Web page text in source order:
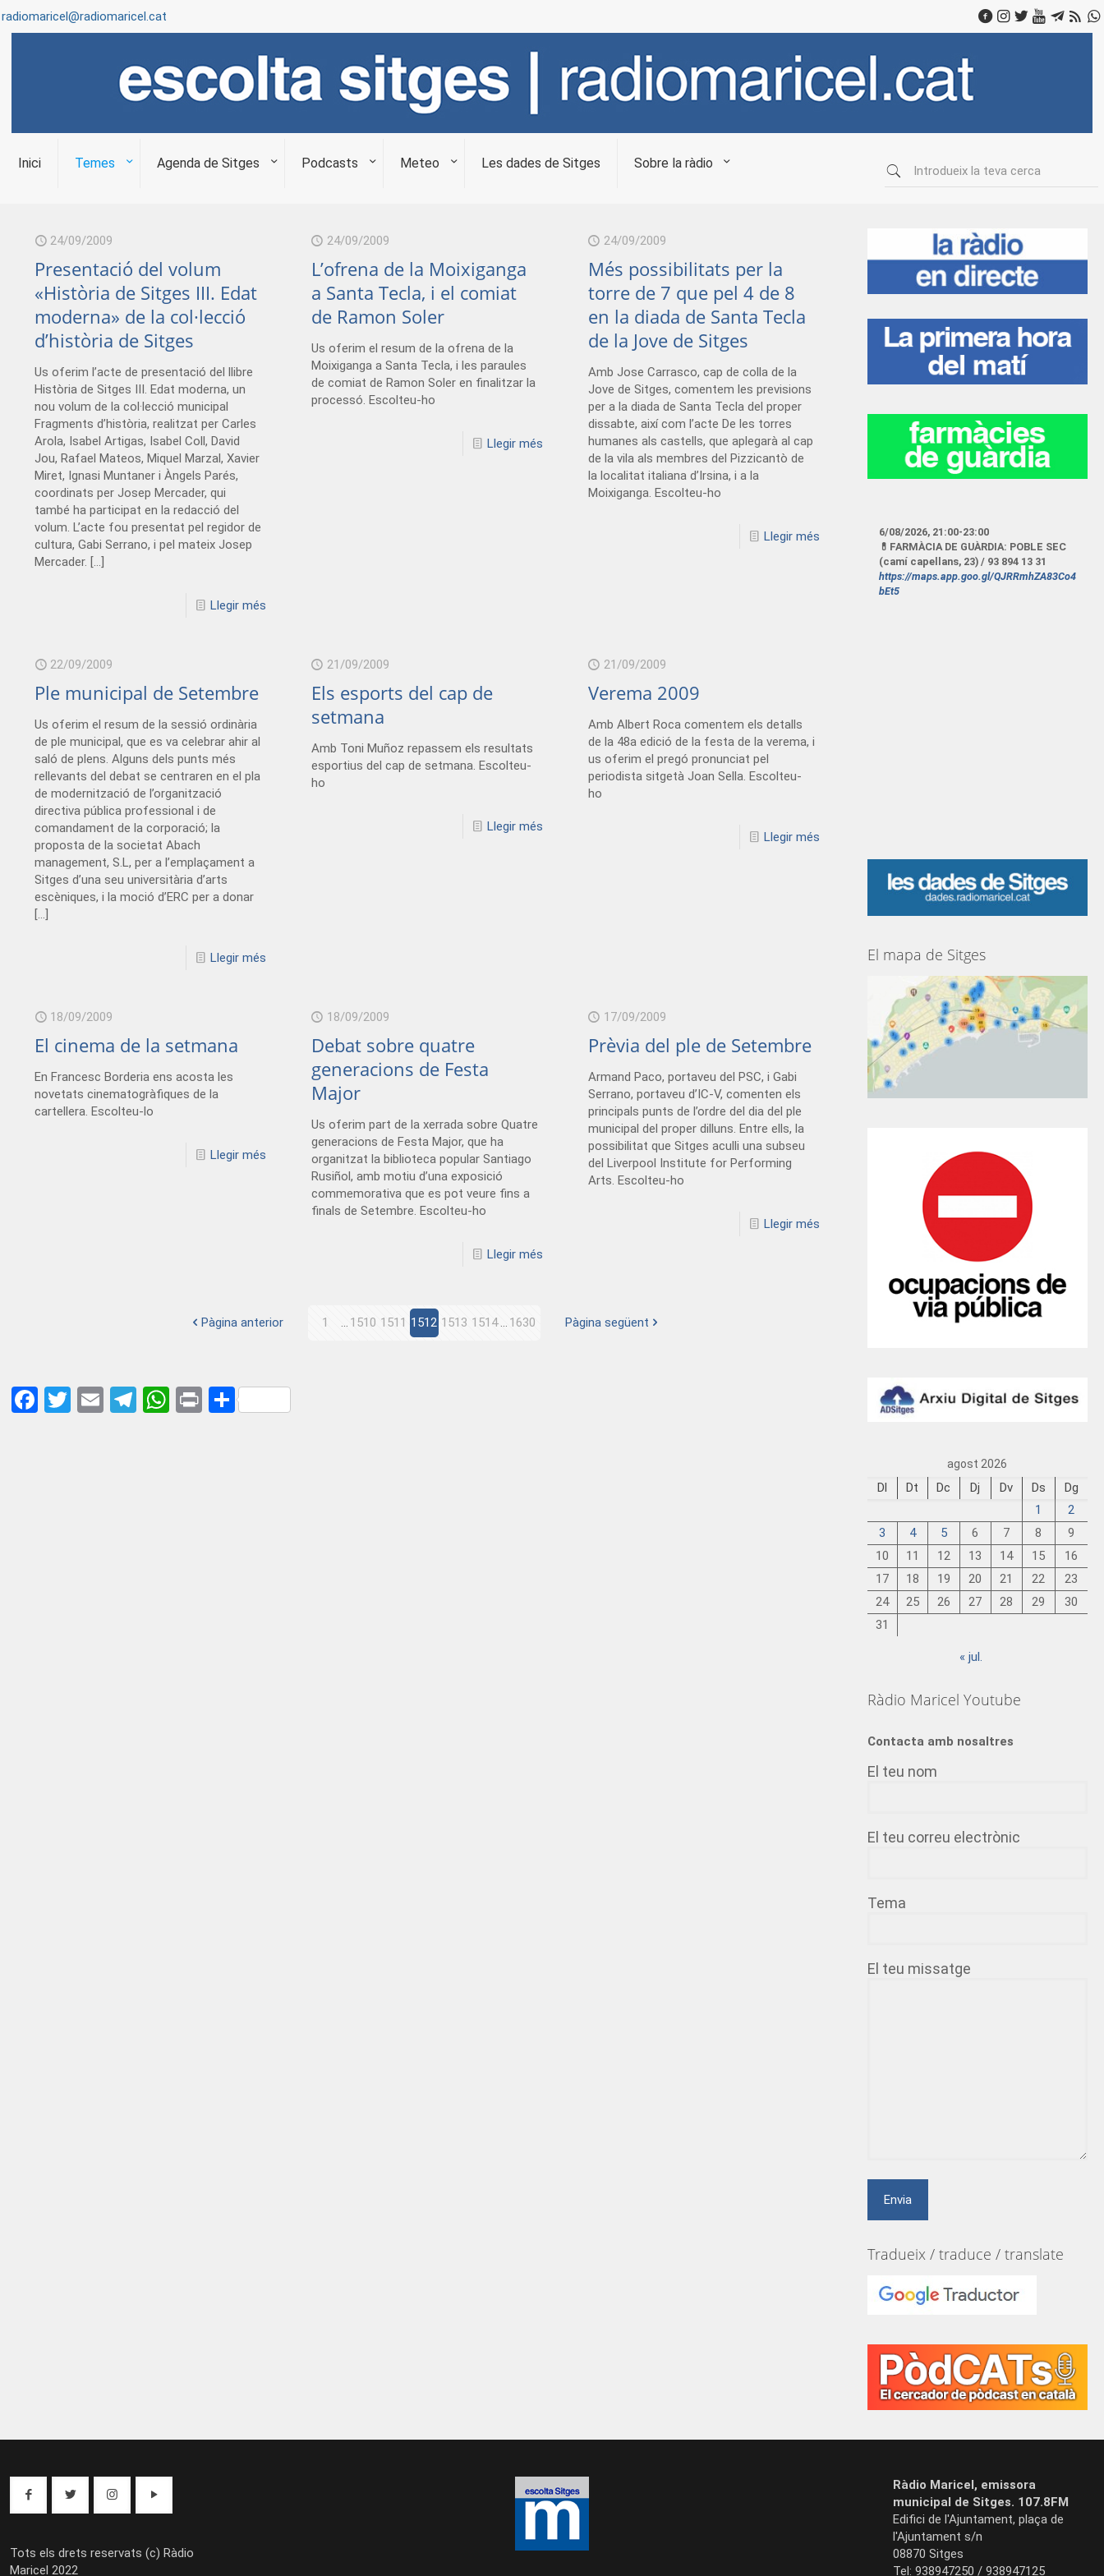
radiomaricel@radiomaricel.cat
Inici Temes Agenda de Sitges Podcasts Meteo Les dades de Sitges Sobre la ràdio
24/09/2009
Presentació del volum
«Història de Sitges III. Edat
moderna» de la col·lecció
d’història de Sitges
Us oferim l’acte de presentació del llibre
Història de Sitges III. Edat moderna, un
nou volum de la col·lecció municipal
Fragments d’història, realitzat per Carles
Arola, Isabel Artigas, Isabel Coll, David
Jou, Rafael Mateos, Miquel Marzal, Xavier
Miret, Ignasi Muntaner i Àngels Parés,
coordinats per Josep Mercader, qui
també ha participat en la redacció del
volum. L’acte fou presentat pel regidor de
cultura, Gabi Serrano, i pel mateix Josep
Mercader. […]
Llegir més
24/09/2009
L’ofrena de la Moixiganga
a Santa Tecla, i el comiat
de Ramon Soler
Us oferim el resum de la ofrena de la
Moixiganga a Santa Tecla, i les paraules
de comiat de Ramon Soler en finalitzar la
processó. Escolteu-ho
Llegir més
24/09/2009
Més possibilitats per la
torre de 7 que pel 4 de 8
en la diada de Santa Tecla
de la Jove de Sitges
Amb Jose Carrasco, cap de colla de la
Jove de Sitges, comentem les previsions
per a la diada de Santa Tecla del proper
dissabte, així com l’acte De les torres
humanes als castells, que aplegarà al cap
de la vila als membres del Pizzicantò de
la localitat italiana d’Irsina, i a la
Moixiganga. Escolteu-ho
Llegir més
22/09/2009
Ple municipal de Setembre
Us oferim el resum de la sessió ordinària
de ple municipal, que es va celebrar ahir al
saló de plens. Alguns dels punts més
rellevants del debat se centraren en el pla
de modernització de l’organització
directiva pública professional i de
comandament de la corporació; la
proposta de la societat Abach
management, S.L, per a l’emplaçament a
Sitges d’una seu universitària d’arts
escèniques, i la moció d’ERC per a donar
[…]
Llegir més
21/09/2009
Els esports del cap de
setmana
Amb Toni Muñoz repassem els resultats
esportius del cap de setmana. Escolteu-
ho
Llegir més
21/09/2009
Verema 2009
Amb Albert Roca comentem els detalls
de la 48a edició de la festa de la verema, i
us oferim el pregó pronunciat pel
periodista sitgetà Joan Sella. Escolteu-
ho
Llegir més
18/09/2009
El cinema de la setmana
En Francesc Borderia ens acosta les
novetats cinematogràfiques de la
cartellera. Escolteu-lo
Llegir més
18/09/2009
Debat sobre quatre
generacions de Festa
Major
Us oferim part de la xerrada sobre Quatre
generacions de Festa Major, que ha
organitzat la biblioteca popular Santiago
Rusiñol, amb motiu d’una exposició
commemorativa que es pot veure fins a
finals de Setembre. Escolteu-ho
Llegir més
17/09/2009
Prèvia del ple de Setembre
Armand Paco, portaveu del PSC, i Gabi
Serrano, portaveu d’IC-V, comenten els
principals punts de l’ordre del dia del ple
municipal del proper dilluns. Entre ells, la
possibilitat que Sitges aculli una subseu
del Liverpool Institute for Performing
Arts. Escolteu-ho
Llegir més
Pàgina anterior 1 ... 1510 1511 1512 1513 1514... 1630 Pàgina següent
Facebook
Twitter
EmailTelegram
WhatsApp
PrintShare
6/08/2026, 21:00-23:00
💊FARMÀCIA DE GUÀRDIA: POBLE SEC
(camí capellans, 23) / 93 894 13 31
https://maps.app.goo.gl/QJRRmhZA83Co4
bEt5
El mapa de Sitges
agost 2026
Dl Dt Dc Dj Dv Ds
Dg
1
2
3
4 5 6 7 8
9
10
11 12 13 14 15
16
17
18 19 20 21 22
23
24
25 26 27 28 29
30
31
« jul.
Ràdio Maricel Youtube
Contacta amb nosaltres
El teu nom
El teu correu electrònic
Tema
El teu missatge
Tradueix / traduce / translate
Tots els drets reservats (c) Ràdio
Maricel 2022
Ràdio Maricel, emissora
municipal de Sitges. 107.8FM
Edifici de l'Ajuntament, plaça de
l'Ajuntament s/n
08870 Sitges
Tel: 938947250 / 938947125